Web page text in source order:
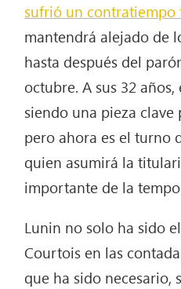
sufrió un contratiempo
mantendrá alejado de
hasta después del
octubre. A sus 32
siendo una pieza
pero ahora es el turno
quien asumirá la
importante de la
Lunin no solo ha sido
Courtois en las
que ha sido necesario,